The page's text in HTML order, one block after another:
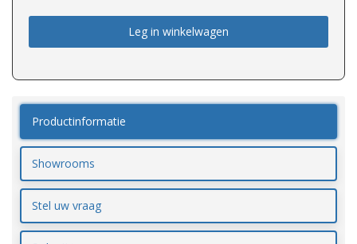
Leg in winkelwagen
Productinformatie
Showrooms
Stel uw vraag